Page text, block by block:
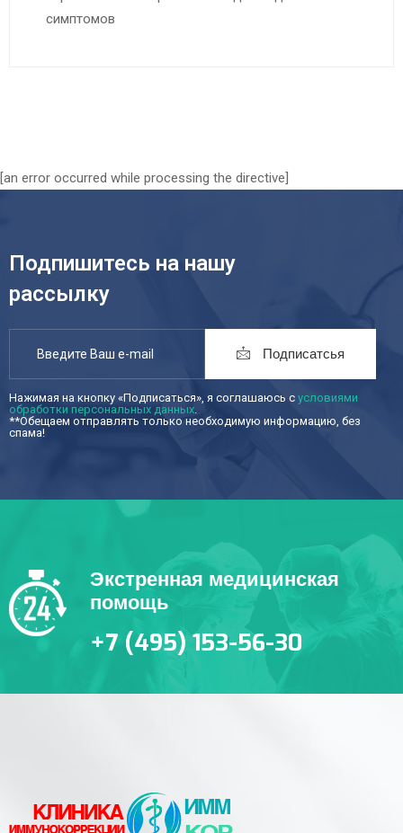
симптомов
[an error occurred while processing the directive]
Подпишитесь на нашу
рассылку
Подписатсья
Нажимая на кнопку «Подписаться», я соглашаюсь с условиями
обработки персональных данных.
**Обещаем отправлять только необходимую информацию, без
спама!
Экстренная медицинская
помощь
+7 (495) 153-56-30